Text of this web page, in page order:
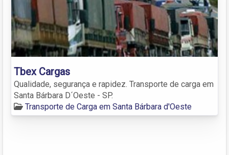
Tbex Cargas
Qualidade, segurança e rapidez. Transporte de carga em
Santa Bárbara D´Oeste - SP.
Transporte de Carga em Santa Bárbara d'Oeste